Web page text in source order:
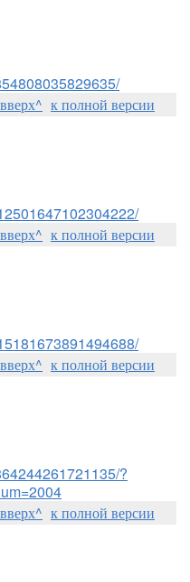
вверх^ к полной версии
вверх^ к полной версии
вверх^ к полной версии
?
вверх^ к полной версии